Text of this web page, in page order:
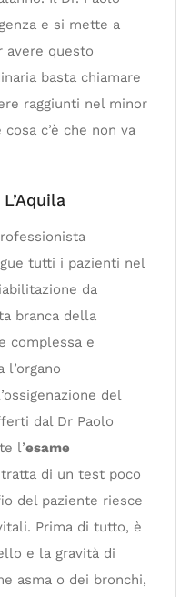
e si mette a
avere questo
basta chiamare
raggiunti nel minor
c’è che non va
tutti i pazienti nel
da
branca della
complessa e
del
dal Dr Paolo
l’esame
di un test poco
del paziente riesce
Prima di tutto, è
e la gravità di
asma o dei bronchi,